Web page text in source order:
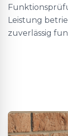
Leistung
zuverlässig